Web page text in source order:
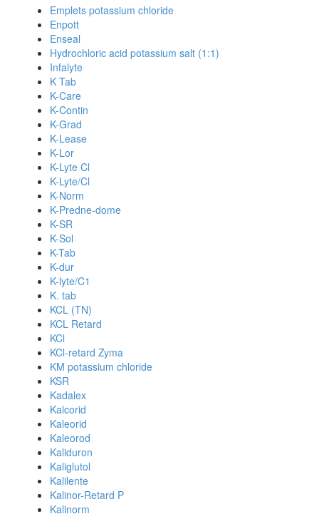
Emplets potassium chloride
Enpott
Enseal
Hydrochloric acid potassium salt (1:1)
Infalyte
K Tab
K-Care
K-Contin
K-Grad
K-Lease
K-Lor
K-Lyte Cl
K-Lyte/Cl
K-Norm
K-Predne-dome
K-SR
K-Sol
K-Tab
K-dur
K-lyte/C1
K. tab
KCL (TN)
KCL Retard
KCl
KCl-retard Zyma
KM potassium chloride
KSR
Kadalex
Kalcorid
Kaleorid
Kaleorod
Kaliduron
Kaliglutol
Kalilente
Kalinor-Retard P
Kalinorm